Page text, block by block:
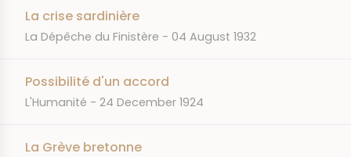
La crise sardinière
JOURNAL
La Dépêche du Finistère DATE
04 August 1932
Possibilité d'un accord
JOURNAL
L'Humanité DATE
24 December 1924
La Grève bretonne